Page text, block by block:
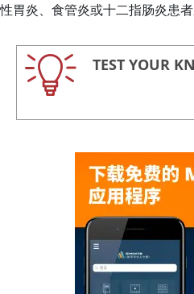
性胃炎、食管炎或十二指肠炎患者
TEST YOUR